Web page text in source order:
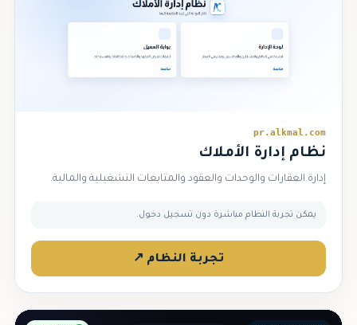
pr.alkmal.com
نظام إدارة الأملاك
إدارة العقارات والوحدات والعقود والمتابعات التشغيلية والمالية.
يمكن تجربة النظام مباشرة دون تسجيل دخول.
تجربة النظام ↗